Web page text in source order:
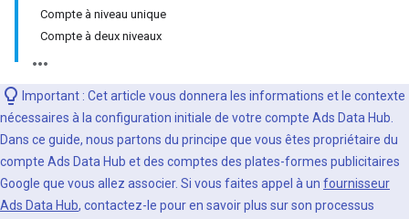
Compte à niveau unique
Compte à deux niveaux
Important : Cet article vous donnera les informations et le contexte
nécessaires à la configuration initiale de votre compte Ads Data Hub.
Dans ce guide, nous partons du principe que vous êtes propriétaire du
compte Ads Data Hub et des comptes des plates-formes publicitaires
Google que vous allez associer. Si vous faites appel à un fournisseur
Ads Data Hub, contactez-le pour en savoir plus sur son processus